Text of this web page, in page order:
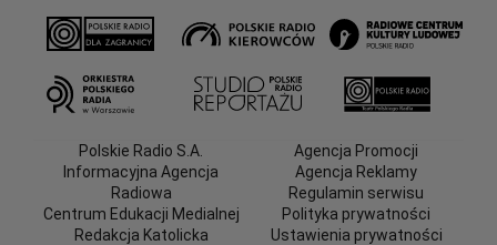
Polskie Radio S.A.
Informacyjna Agencja
Radiowa
Centrum Edukacji Medialnej
Redakcja Katolicka
Agencja Promocji
Agencja Reklamy
Regulamin serwisu
Polityka prywatności
Ustawienia prywatności